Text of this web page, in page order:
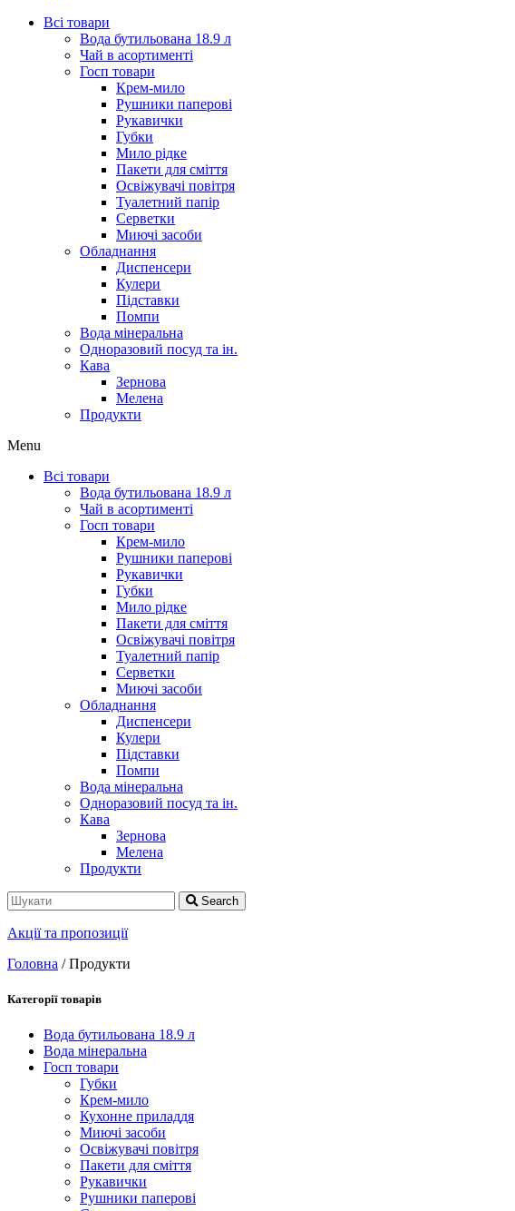
Всі товари
Вода бутильована 18.9 л
Чай в асортименті
Госп товари
Крем-мило
Рушники паперові
Рукавички
Губки
Мило рідке
Пакети для сміття
Освіжувачі повітря
Туалетний папір
Серветки
Миючі засоби
Обладнання
Диспенсери
Кулери
Підставки
Помпи
Вода мінеральна
Одноразовий посуд та ін.
Кава
Зернова
Мелена
Продукти
Menu
Всі товари
Вода бутильована 18.9 л
Чай в асортименті
Госп товари
Крем-мило
Рушники паперові
Рукавички
Губки
Мило рідке
Пакети для сміття
Освіжувачі повітря
Туалетний папір
Серветки
Миючі засоби
Обладнання
Диспенсери
Кулери
Підставки
Помпи
Вода мінеральна
Одноразовий посуд та ін.
Кава
Зернова
Мелена
Продукти
Search
Акції та пропозиції
Головна / Продукти
Категорії товарів
Вода бутильована 18.9 л
Вода мінеральна
Госп товари
Губки
Крем-мило
Кухонне приладдя
Миючі засоби
Освіжувачі повітря
Пакети для сміття
Рукавички
Рушники паперові